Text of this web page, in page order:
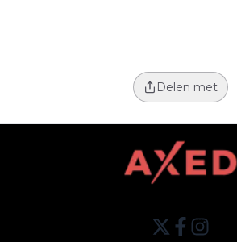
Delen met